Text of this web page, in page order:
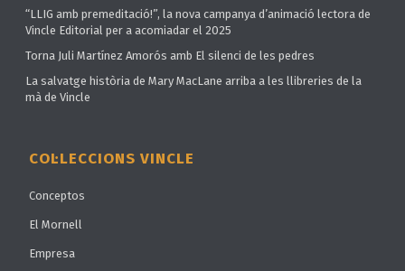
“LLIG amb premeditació!”, la nova campanya d’animació lectora de
Vincle Editorial per a acomiadar el 2025
Torna Juli Martínez Amorós amb El silenci de les pedres
La salvatge història de Mary MacLane arriba a les llibreries de la
mà de Vincle
COL·LECCIONS VINCLE
Conceptos
El Mornell
Empresa